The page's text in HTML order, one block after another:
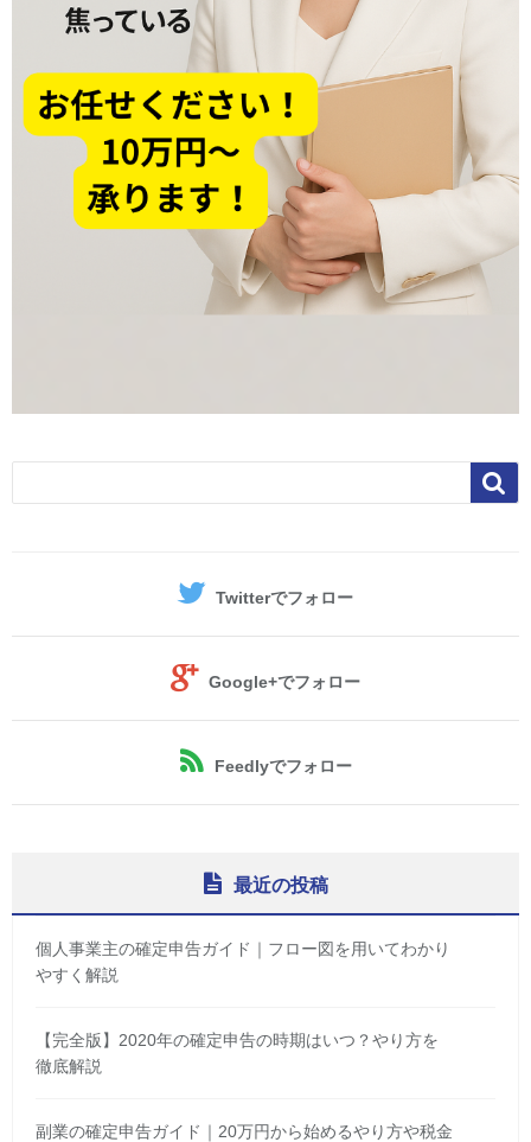

Twitterでフォロー
Google+でフォロー
Feedlyでフォロー
最近の投稿
個人事業主の確定申告ガイド｜フロー図を用いてわかり
やすく解説
【完全版】2020年の確定申告の時期はいつ？やり方を
徹底解説
副業の確定申告ガイド｜20万円から始めるやり方や税金